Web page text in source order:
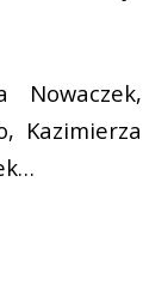
Nowaczek,
Kazimierza